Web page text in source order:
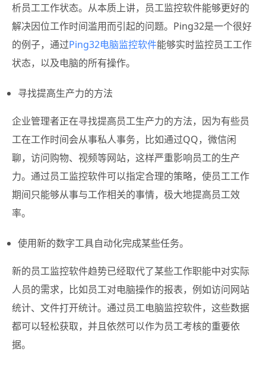
析员工工作状态。从本质上讲，员工监控软件能够更好的
解决因位工作时间滥用而引起的问题。Ping32是一个很好
的例子，通过Ping32电脑监控软件能够实时监控员工工作
状态，以及电脑的所有操作。
寻找提高生产力的方法
企业管理者正在寻找提高员工生产力的方法，因为有些员
工在工作时间会从事私人事务，比如通过QQ，微信闲
聊，访问购物、视频等网站，这样严重影响员工的生产
力。通过员工监控软件可以指定合理的策略，使员工工作
期间只能够从事与工作相关的事情，极大地提高员工效
率。
使用新的数字工具自动化完成某些任务。
新的员工监控软件趋势已经取代了某些工作职能中对实际
人员的需求，比如员工对电脑操作的报表，例如访问网站
统计、文件打开统计。通过员工电脑监控软件，这些数据
都可以轻松获取，并且依然可以作为员工考核的重要依
据。